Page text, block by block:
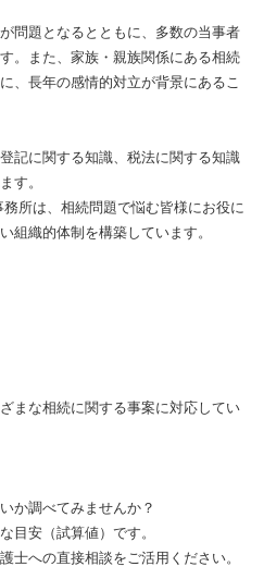
問題となるとともに、多数の当事者
。また、家族・親族関係にある相続
、長年の感情的対立が背景にあるこ
記に関する知識、税法に関する知識
す。
所は、相続問題で悩む皆様にお役に
組織的体制を構築しています。
な相続に関する事案に対応してい
か調べてみませんか？
目安（試算値）です。
士への直接相談をご活用ください。